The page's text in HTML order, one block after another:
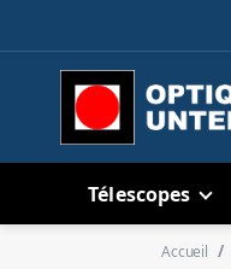
Télescopes
Accueil